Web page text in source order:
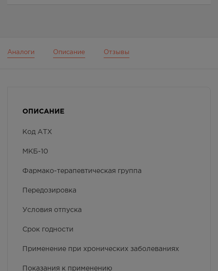
Аналоги Описание Отзывы
ОПИСАНИЕ
Код АТХ
МКБ-10
Фармако-терапевтическая группа
Передозировка
Условия отпуска
Срок годности
Применение при хронических заболеваниях
Показания к применению